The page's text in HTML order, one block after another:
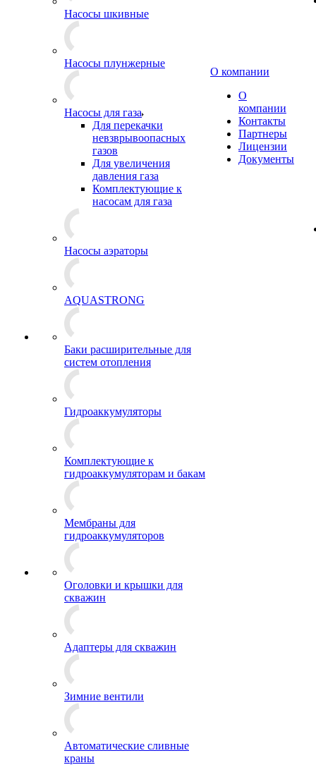
Насосы шкивные
Насосы плунжерные
Насосы для газа
Для перекачки
невзврывоопасных
газов
Для увеличения
давления газа
Комплектующие к
насосам для газа
Насосы аэраторы
AQUASTRONG
Баки расширительные для
систем отопления
Гидроаккумуляторы
Комплектующие к
гидроаккумуляторам и бакам
Мембраны для
гидроаккумуляторов
Оголовки и крышки для
скважин
Адаптеры для скважин
Зимние вентили
Автоматические сливные
краны
О компании
О
компании
Контакты
Партнеры
Лицензии
Документы